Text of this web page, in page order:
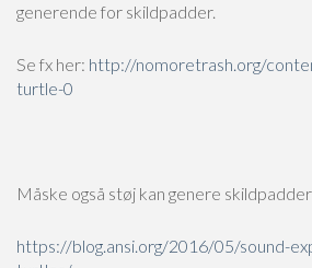
generende for skildpadder.
Se fx her: http://nomoretrash.org/
turtle-0
Måske også støj kan genere
https://blog.ansi.org/2016/05/sound-